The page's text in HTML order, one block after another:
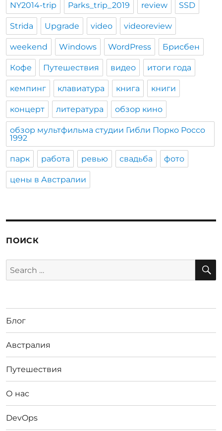
NY2014-trip Parks_trip_2019 review SSD
Strida Upgrade video videoreview
weekend Windows WordPress Брисбен
Кофе Путешествия видео итоги года
кемпинг клавиатура книга книги
концерт литература обзор кино
обзор мультфильма студии Гибли Порко Россо
1992
парк работа ревью свадьба фото
цены в Австралии
ПОИСК
Search
for:
Блог
Австралия
Путешествия
О нас
DevOps